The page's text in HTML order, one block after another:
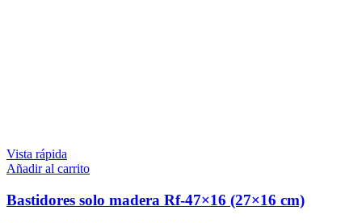
Vista rápida
Añadir al carrito
Bastidores solo madera Rf-47×16 (27×16 cm)